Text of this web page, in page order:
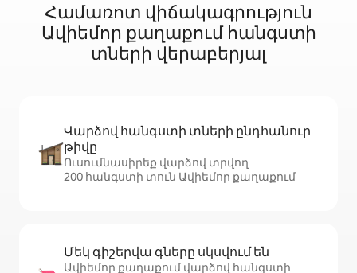
Համառոտ վիճակագրություն
Ավիեմոր քաղաքում հանգստի
տների վերաբերյալ
Վարձով հանգստի տների ընդհանուր
թիվը
Ուսումնասիրեք վարձով տրվող
200 հանգստի տուն Ավիեմոր քաղաքում
Մեկ գիշերվա գները սկսվում են
Ավիեմոր քաղաքում վարձով հանգստի